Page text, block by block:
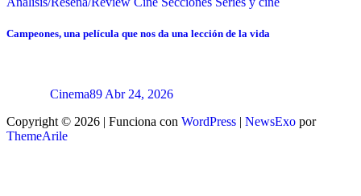
Campeones, una película que nos da una lección de la vida
Cinema89 Abr 24, 2026
Copyright © 2026 | Funciona con WordPress | NewsExo por
ThemeArile